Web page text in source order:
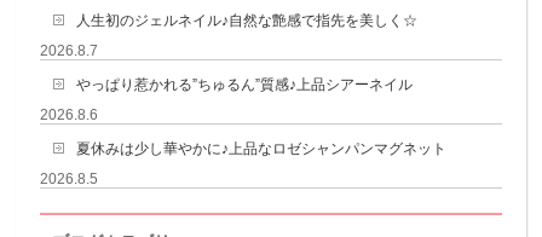
人生初のジェルネイル♪自然な艶感で指先を美しく☆
2026.8.7
やっぱり惹かれる”ちゅるん”質感♪上品シアーネイル
2026.8.6
夏休みは少し華やかに♪上品なロゼシャンパンマグネット
2026.8.5